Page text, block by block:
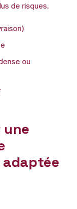
de risques.
ou